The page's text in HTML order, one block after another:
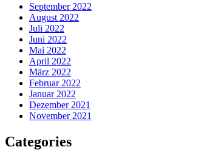
September 2022
August 2022
Juli 2022
Juni 2022
Mai 2022
April 2022
März 2022
Februar 2022
Januar 2022
Dezember 2021
November 2021
Categories